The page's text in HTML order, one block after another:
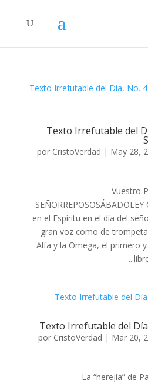
Texto Irrefutable del
por CristoVerdad | May 28,
Vuestro
en el Espíritu en el día del
gran voz como de
Alfa y la Omega, el primero
Texto Irrefutable del
por CristoVerdad | Mar 20,
La “herejía” de